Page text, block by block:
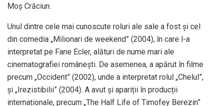
Moș Crăciun.
Unul dintre cele mai cunoscute roluri ale sale a fost și cel
din comedia „Milionari de weekend” (2004), în care l-a
interpretat pe Fane Ecler, alături de nume mari ale
cinematografiei românești. De asemenea, a apărut în filme
precum „Occident” (2002), unde a interpretat rolul „Chelul”,
și „Irezistibilii” (2004). A avut și apariții în producții
internaționale, precum „The Half Life of Timofey Berezin”